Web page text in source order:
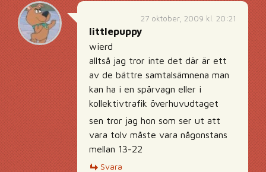
27 oktober, 2009 kl. 20:21
littlepuppy
wierd
alltså jag tror inte det där är ett
av de bättre samtalsämnena man
kan ha i en spårvagn eller i
kollektivtrafik överhuvudtaget
sen tror jag hon som ser ut att
vara tolv måste vara någonstans
mellan 13-22
Svara